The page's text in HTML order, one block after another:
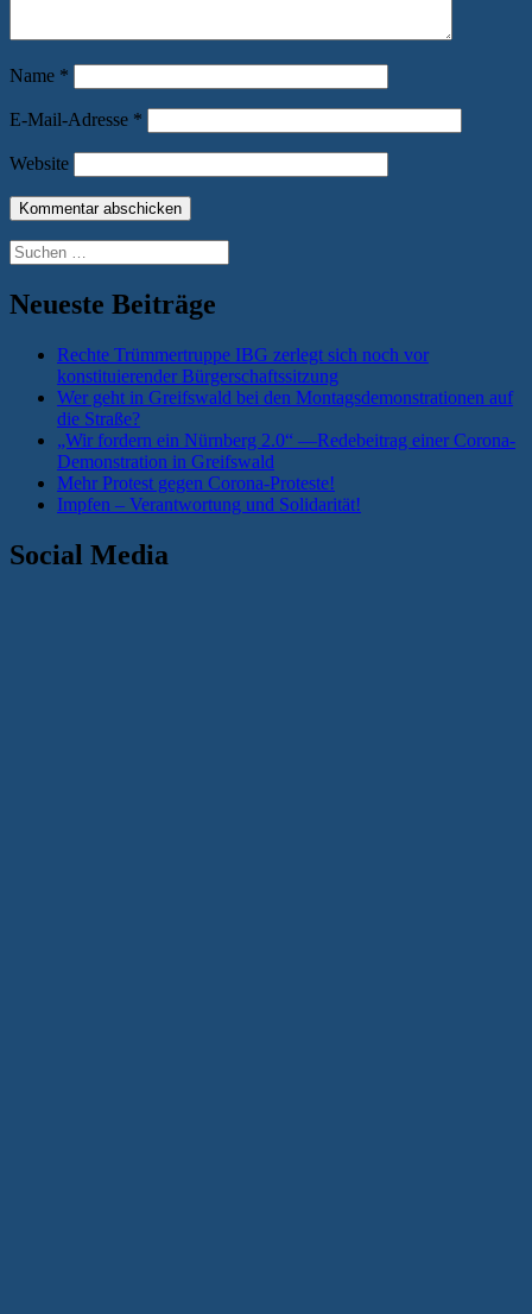
Name *
E-Mail-Adresse *
Website
Suchen
nach:
Neueste Beiträge
Rechte Trümmertruppe IBG zerlegt sich noch vor
konstituierender Bürgerschaftssitzung
Wer geht in Greifswald bei den Montagsdemonstrationen auf
die Straße?
„Wir fordern ein Nürnberg 2.0“ —Redebeitrag einer Corona-
Demonstration in Greifswald
Mehr Protest gegen Corona-Proteste!
Impfen – Verantwortung und Solidarität!
Social Media